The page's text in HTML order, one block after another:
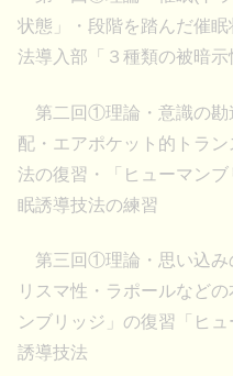
状態」・段階を踏んだ催
法導入部「３種類の被暗示
第二回①理論・意識の勘
配・エアポケット的トラ
法の復習・「ヒューマン
眠誘導技法の練習
第三回①理論・思い込み
リスマ性・ラポールなど
ンブリッジ」の復習「ヒ
誘導技法